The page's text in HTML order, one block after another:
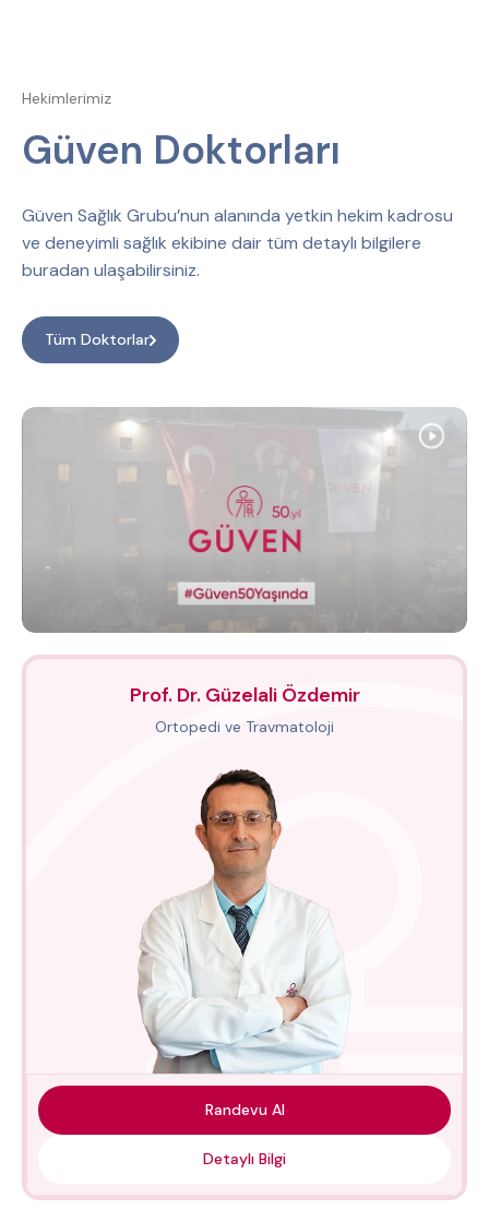
Hekimlerimiz
Güven Doktorları
Güven Sağlık Grubu’nun alanında yetkin hekim kadrosu
ve deneyimli sağlık ekibine dair tüm detaylı bilgilere
buradan ulaşabilirsiniz.
Tüm Doktorlar
Prof. Dr. Güzelali Özdemir
Ortopedi ve Travmatoloji
Randevu Al
Detaylı Bilgi